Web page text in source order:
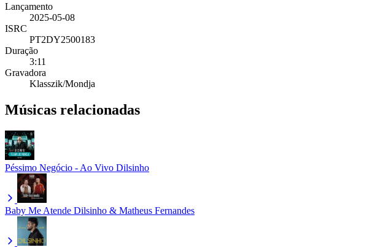
Lançamento
2025-05-08
ISRC
PT2DY2500183
Duração
3:11
Gravadora
Klasszik/Mondja
Músicas relacionadas
Péssimo Negócio - Ao Vivo Dilsinho
Baby Me Atende Dilsinho & Matheus Fernandes